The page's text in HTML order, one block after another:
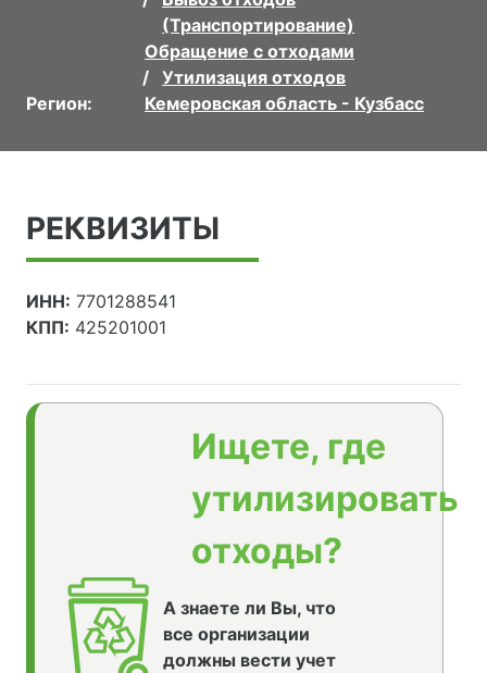
(Транспортирование)
Обращение с отходами
Утилизация отходов
Регион:
Кемеровская область - Кузбасс
РЕКВИЗИТЫ
ИНН: 7701288541
КПП: 425201001
Ищете, где
утилизировать
отходы?
А знаете ли Вы, что
все организации
должны вести учет